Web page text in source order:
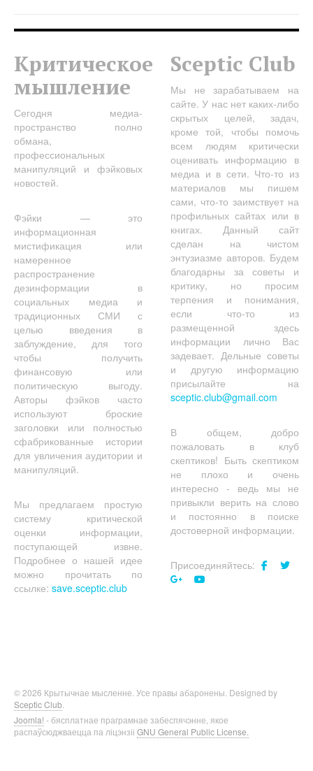
Критическое
мышление
Сегодня медиа-
пространство полно
обмана,
профессиональных
манипуляций и фэйковых
новостей.
Фэйки — это
информационная
мистификация или
намеренное
распространение
дезинформации в
социальных медиа и
традиционных СМИ с
целью введения в
заблуждение, для того
чтобы получить
финансовую или
политическую выгоду.
Авторы фэйков часто
используют броские
заголовки или полностью
сфабрикованные истории
для увличения аудитории и
манипуляций.
Мы предлагаем простую
систему критической
оценки информации,
поступающей извне.
Подробнее о нашей идее
можно прочитать по
ссылке: save.sceptic.club
Sceptic Club
Мы не зарабатываем на
сайте. У нас нет каких-либо
скрытых целей, задач,
кроме той, чтобы помочь
всем людям критически
оценивать информацию в
медиа и в сети. Что-то из
материалов мы пишем
сами, что-то заимствует на
профильных сайтах или в
книгах. Данный сайт
сделан на чистом
энтузиазме авторов. Будем
благодарны за советы и
критику, но просим
терпения и понимания,
если что-то из
размещенной здесь
информации лично Вас
задевает. Дельные советы
и другую информацию
присылайте на
sceptic.club@gmail.com
В общем, добро
пожаловать в клуб
скептиков! Быть скептиком
не плохо и очень
интересно - ведь мы не
привыкли верить на слово
и постоянно в поиске
достоверной информации.
Присоединяйтесь:
© 2026 Крытычнае мысленне. Усе правы абаронены. Designed by
Sceptic Club
Joomla! - бясплатнае праграмнае забеспячэнне, якое
распаўсюджваецца па ліцэнзіі GNU General Public License.